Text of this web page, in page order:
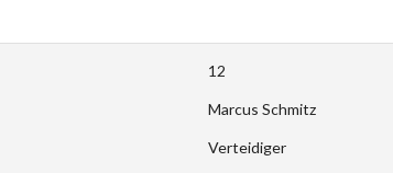
12
Marcus Schmitz
Verteidiger